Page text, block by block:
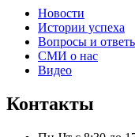
Новости
Истории успеха
Вопросы и
СМИ о нас
Видео
Контакты